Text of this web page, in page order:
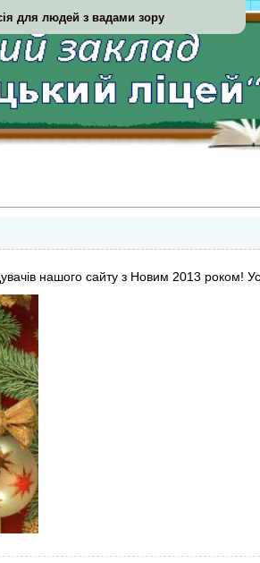
для людей з вадами зору
нашого сайту з Новим 2013 роком!